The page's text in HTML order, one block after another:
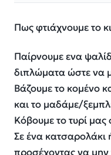
Πως φτιάχνουμε το
Παίρνουμε ενα
διπλώματα ώστε να
Βάζουμε το κομένο
και το μαδάμε/
Κόβουμε το τυρί
Σε ένα κατσαρολάκι
προσέχοντας να